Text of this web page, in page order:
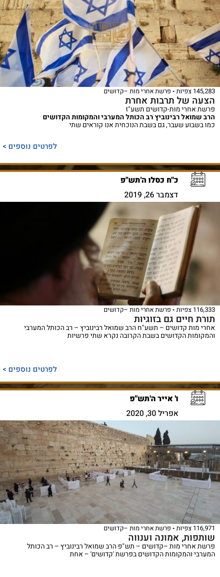
145,283 צפיות פרשת אחרי מות –קדושים
הצעה של תרבות אחרת
פרשת אחרי מות-קדושים תשע"ז
הרב שמואל רבינוביץ רב הכותל המערבי והמקומות הקדושים
כמו בשבוע שעבר, גם בשבת הנוכחית אנו קוראים שתי
לפרטים נוספים >
כ"ח כסלו ה'תש"פ
דצמבר 26, 2019
116,333 צפיות פרשת אחרי מות –קדושים
תורת חיים גם בזוגיות
אחרי מות קדושים – תשע"ח הרב שמואל רבינוביץ – רב הכותל המערבי
והמקומות הקדושים בשבת הקרובה נקרא שתי פרשיות
לפרטים נוספים >
ו' אייר ה'תש"פ
אפריל 30, 2020
116,971 צפיות פרשת אחרי מות –קדושים
שותפות, אמונה וענווה
פרשת אחרי מות –קדושים – תש"פ הרב שמואל רבינוביץ – רב הכותל
המערבי והמקומות הקדושים בפרשת 'קדושים' – אחת